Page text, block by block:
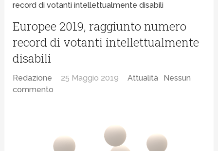
record di votanti intellettualmente disabili
Europee 2019, raggiunto numero
record di votanti intellettualmente
disabili
Redazione 25 Maggio 2019 Attualità
Nessun
commento